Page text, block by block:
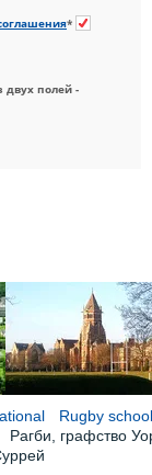
*
двух полей -
Rugby
Рагби, графство